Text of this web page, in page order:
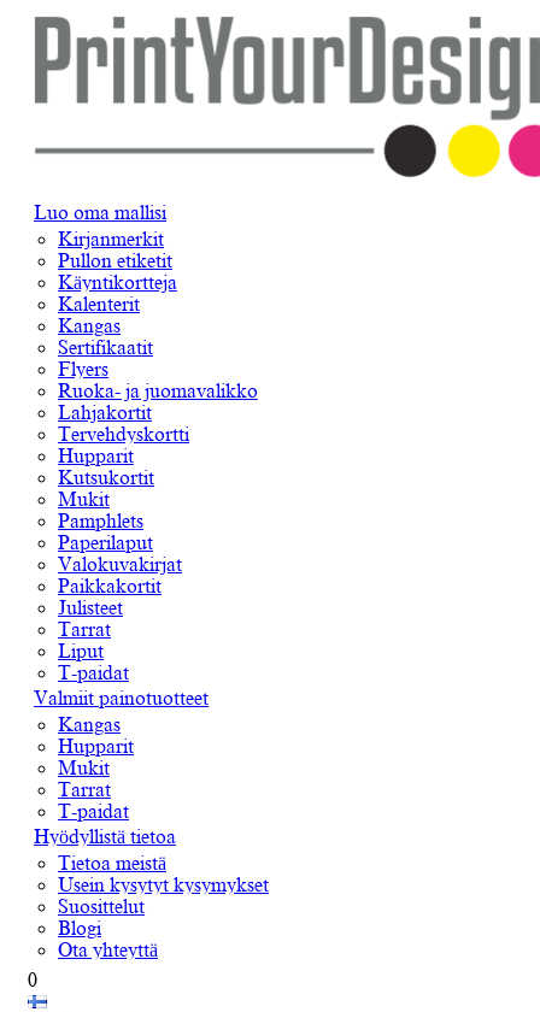
Luo oma mallisi
Kirjanmerkit
Pullon etiketit
Käyntikortteja
Kalenterit
Kangas
Sertifikaatit
Flyers
Ruoka- ja juomavalikko
Lahjakortit
Tervehdyskortti
Hupparit
Kutsukortit
Mukit
Pamphlets
Paperilaput
Valokuvakirjat
Paikkakortit
Julisteet
Tarrat
Liput
T-paidat
Valmiit painotuotteet
Kangas
Hupparit
Mukit
Tarrat
T-paidat
Hyödyllistä tietoa
Tietoa meistä
Usein kysytyt kysymykset
Suosittelut
Blogi
Ota yhteyttä
0